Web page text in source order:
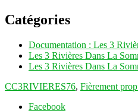
Catégories
Documentation : Les 3
Les 3 Rivières Dans La
Les 3 Rivières Dans La
CC3RIVIERES76, Fièrement
Facebook